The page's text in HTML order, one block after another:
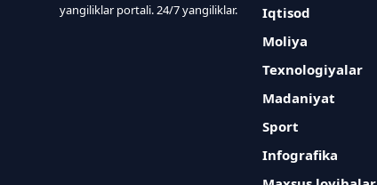
yangiliklar portali. 24/7 yangiliklar.
Iqtisod
Moliya
Texnologiyalar
Madaniyat
Sport
Infografika